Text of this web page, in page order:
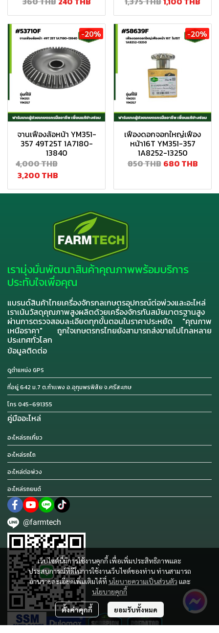
-20%
จานเฟืองล้อหน้า YM351-
357 49T25T 1A7180-
13840
4,000 THB
3,200 THB
-20%
เฟืองดอกจอกใหญ่เฟือง
หน้า16T YM351-357
1A8252-13250
850 THB 680 THB
เว็บไซต์นี้มีการใช้งานคุกกี้ เพื่อเพิ่มประสิทธิภาพและ
ประสบการณ์ที่ดีในการใช้งานเว็บไซต์ของท่าน ท่านสามารถ
อ่านรายละเอียดเพิ่มเติมได้ที่ นโยบายความเป็นส่วนตัว และ
นโยบายคุกกี้
ตั้งค่าคุกกี้ ยอมรับทั้งหมด
เรามุ่งมั่นพัฒนาสินค้าคุณภาพพร้อมบริการ
ประทับใจเพื่อคุณ
แบรนด์สินค้าไทยเครื่องจักรกลเกษตรอุปกรณ์ต่อพ่วงและอะไหล่
เราเน้นวัสดุคุณภาพสูงผลิตด้วยเครื่องจักรทันสมัยมาตรฐานสูง
ผ่านการตรวจสอบละเอียดทุกขั้นตอนในราคาประหยัด "คุณภาพ
เหนือราคา" ถูกใจเกษตรกรไทยยังสามารถส่งขายไปไกลหลาย
ประเทศทั่วโลก
ข้อมูลติดต่อ
ดูตำแหน่ง GPS
ที่อยู่ 642 ม.7 ต.กำเเพง อ.อุทุมพรพิสัย จ.ศรีสะเกษ
โทร 045-691355
คู่มืออะไหล่
อะไหล่รถเกี่ยว
อะไหล่รถไถ
อะไหล่ต่อพ่วง
อะไหล่รถยนต์
@farmtech